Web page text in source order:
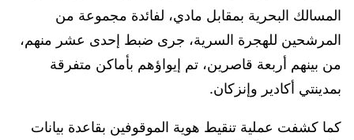
المسالك البحرية بمقابل مادي، لفائدة مجموعة من
المرشحين للهجرة السرية، جرى ضبط إحدى عشر منهم،
من بينهم أربعة قاصرين، تم إيواؤهم بأماكن متفرقة
بمدينتي أكادير وإنزكان.
كما كشفت عملية تنقيط هوية الموقوفين بقاعدة بيانات